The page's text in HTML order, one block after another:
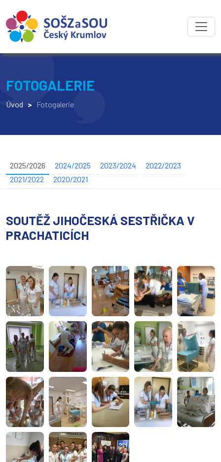
FOTOGALERIE
Úvod > Fotogalerie
2025/2026 2024/2025 2023/2024
2022/2023
2021/2022
2020/2021
SOUTĚŽ JIHOČESKÁ SESTŘIČKA V
PRACHATICÍCH